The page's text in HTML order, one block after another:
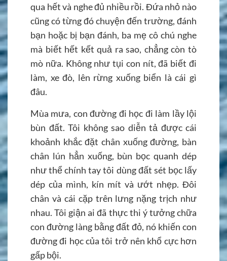
qua hết và nghe đủ nhiều rồi. Đứa nhỏ nào
cũng có từng đó chuyện đến trường, đánh
bạn hoặc bị bạn đánh, ba mẹ cô chú nghe
mà biết hết kết quả ra sao, chẳng còn tò
mò nữa. Không như tụi con nít, đã biết đi
làm, xe đò, lên rừng xuống biển là cái gì
đâu.
Mùa mưa, con đường đi học đi làm lầy lội
bùn đất. Tôi không sao diễn tả được cái
khoảnh khắc đặt chân xuống đường, bàn
chân lún hẳn xuống, bùn bọc quanh dép
như thể chính tay tôi dùng đất sét bọc lấy
dép của mình, kín mít và ướt nhẹp. Đôi
chân và cái cặp trên lưng nặng trịch như
nhau. Tôi giận ai đã thực thi ý tưởng chữa
con đường làng bằng đất đỏ, nó khiến con
đường đi học của tôi trở nên khổ cực hơn
gấp bội.